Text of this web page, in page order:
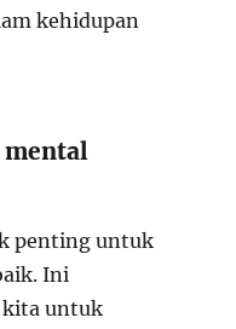
kehidupan
mental
penting untuk
Ini
kita untuk